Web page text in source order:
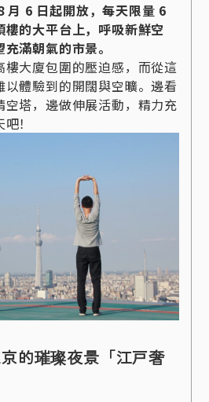
月 6 日起開放，每天限量 6
的大平台上，呼吸新鮮空
滿朝氣的市景。
大廈包圍的壓迫感，而從這
體驗到的開闊與空曠。邊看
塔，邊做伸展活動，精力充
！
的璀璨夜景「江戸奢